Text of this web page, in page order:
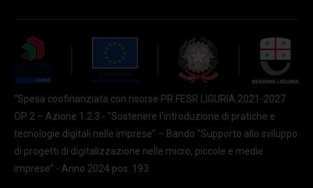
“Spesa coofinanziata con risorse PR FESR LIGURIA 2021-2027
OP 2 – Azione 1.2.3 - "Sostenere l'introduzione di pratiche e
tecnologie digitali nelle imprese” – Bando “Supporto allo sviluppo
di progetti di digitalizzazione nelle micro, piccole e medie
imprese” - Anno 2024 pos. 193